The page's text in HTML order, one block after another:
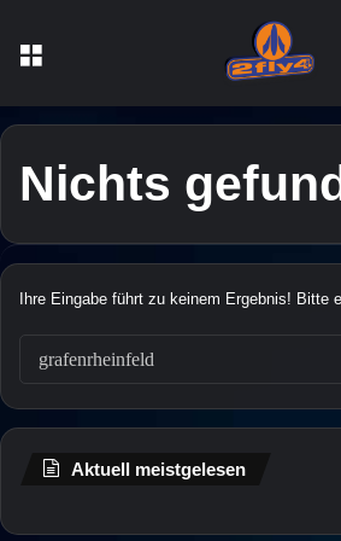
Nichts
Ihre Eingabe führt zu keinem Ergebnis! Bitte
Aktuell meistgelesen